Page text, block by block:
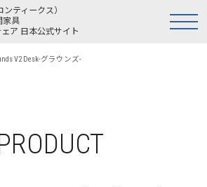
ンティークス）
家具
ア 日本公式サイト
V2 Desk-グラウンズ-